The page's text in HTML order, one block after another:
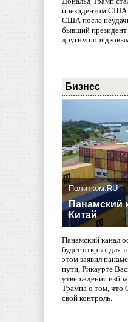
президентом США
США после
бывший
другим
Бизнес
Политком.RU
Панамский
Китай
Панамский канал
будет открыт для
этом заявил
пути, Рикаурте
утверждения
Трампа о том, что
свой контроль.